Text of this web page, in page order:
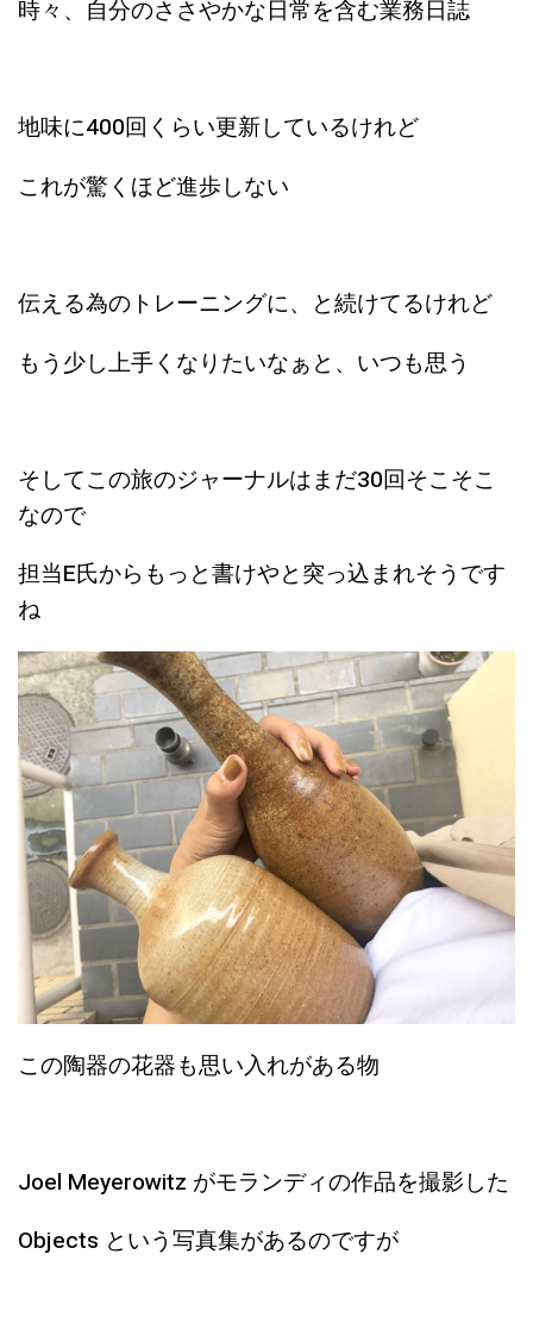
時々、自分のささやかな日常を含む業務日誌
地味に400回くらい更新しているけれど
これが驚くほど進歩しない
伝える為のトレーニングに、と続けてるけれど
もう少し上手くなりたいなぁと、いつも思う
そしてこの旅のジャーナルはまだ30回そこそこ
なので
担当E氏からもっと書けやと突っ込まれそうです
ね
この陶器の花器も思い入れがある物
Joel Meyerowitz がモランディの作品を撮影した
Objects という写真集があるのですが